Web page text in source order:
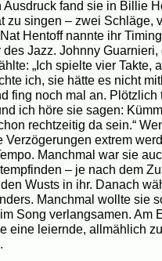
Ausdruck fand sie in Billie
zu singen – zwei Schläge,
Hentoff nannte ihr
Jazz. Johnny
„Ich spielte vier Takte,
ich, sie hätte es nicht
fing noch mal an.
ich höre sie sagen:
rechtzeitig da sein.“
Verzögerungen extrem
Manchmal war sie
– je nach dem
Wusts in ihr. Danach
Manchmal wollte sie
Song verlangsamen. Am
eine leiernde, allmählich